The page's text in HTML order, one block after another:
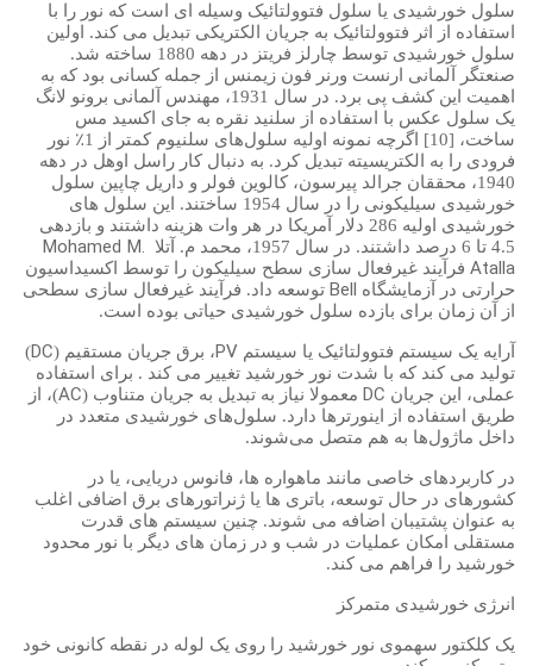
سلول خورشیدی یا سلول فتوولتائیک وسیله ای است که نور را با
استفاده از اثر فتوولتائیک به جریان الکتریکی تبدیل می کند. اولین
سلول خورشیدی توسط چارلز فریتز در دهه 1880 ساخته شد.
صنعتگر آلمانی ارنست ورنر فون زیمنس از جمله کسانی بود که به
اهمیت این کشف پی برد. در سال 1931، مهندس آلمانی برونو لانگ
یک سلول عکس با استفاده از سلنید نقره به جای اکسید مس
ساخت، [10] اگرچه نمونه اولیه سلول‌های سلنیوم کمتر از 1
٪ نور
فرودی را به الکتریسیته تبدیل کرد. به دنبال کار راسل اوهل در دهه
1940، محققان جرالد پیرسون، کالوین فولر و داریل چاپین سلول
خورشیدی سیلیکونی را در سال 1954 ساختند. این سلول های
خورشیدی اولیه 286 دلار آمریکا در هر وات هزینه داشتند و بازدهی
4.5 تا 6 درصد داشتند. در سال 1957، محمد م. آتلا
Mohamed M.
Atalla فرآیند غیرفعال سازی سطح سیلیکون را توسط اکسیداسیون
حرارتی در آزمایشگاه Bell توسعه داد. فرآیند غیرفعال سازی سطحی
از آن زمان برای بازده سلول خورشیدی حیاتی بوده است.
آرایه یک سیستم فتوولتائیک یا سیستم PV، برق جریان مستقیم (DC
)
تولید می کند که با شدت نور خورشید تغییر می کند . برای استفاده
عملی، این جریان DC معمولا نیاز به تبدیل به جریان متناوب (AC)، از
طریق استفاده از اینورترها دارد. سلول‌های خورشیدی متعدد در
داخل ماژول‌ها به هم متصل می‌شوند.
در کاربردهای خاصی مانند ماهواره ها، فانوس دریایی، یا در
کشورهای در حال توسعه، باتری ها یا ژنراتورهای برق اضافی اغلب
به عنوان پشتیبان اضافه می شوند. چنین سیستم های قدرت
مستقلی امکان عملیات در شب و در زمان های دیگر با نور محدود
خورشید را فراهم می کند.
انرژی خورشیدی متمرکز
یک کلکتور سهموی نور خورشید را روی یک لوله در نقطه کانونی خود